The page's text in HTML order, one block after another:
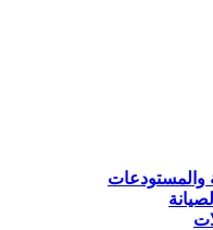
والمستودعات